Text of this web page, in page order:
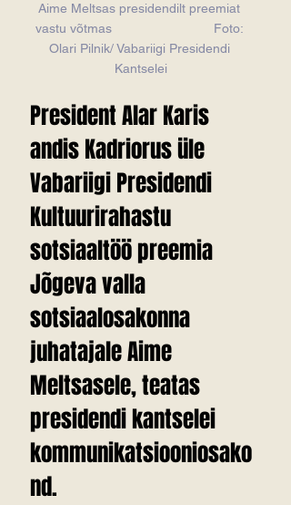
Aime Meltsas presidendilt preemiat
vastu võtmas
                          Foto:
Olari Pilnik/ Vabariigi Presidendi
Kantselei
President Alar Karis
andis Kadriorus üle
Vabariigi Presidendi
Kultuurirahastu
sotsiaaltöö preemia
Jõgeva valla
sotsiaalosakonna
juhatajale Aime
Meltsasele, teatas
presidendi kantselei
kommunikatsiooniosako
nd.